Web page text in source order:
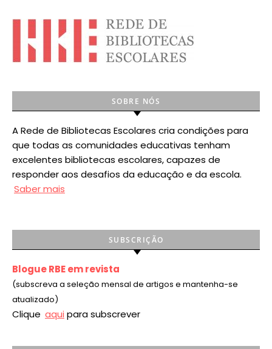
SOBRE NÓS
A Rede de Bibliotecas Escolares cria condições para
que todas as comunidades educativas tenham
excelentes bibliotecas escolares, capazes de
responder aos desafios da educação e da escola.
Saber mais
SUBSCRIÇÃO
Blogue RBE em revista
(subscreva a seleção mensal de artigos e mantenha-se
atualizado)
Clique aqui para subscrever